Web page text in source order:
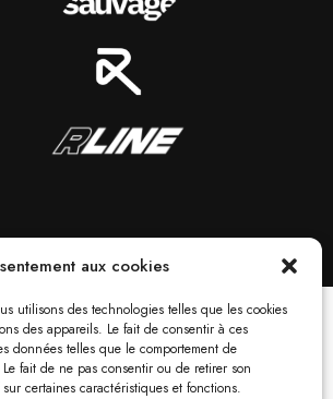
aux cookies
utilisons des technologies telles que les cookies
des appareils. Le fait de consentir à ces
données telles que le comportement de
fait de ne pas consentir ou de retirer son
certaines caractéristiques et fonctions.